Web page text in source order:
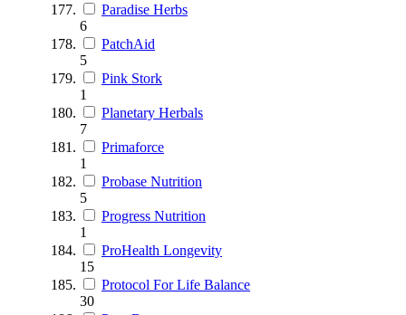
Paradise Herbs
6
PatchAid
5
Pink Stork
1
Planetary Herbals
7
Primaforce
1
Probase Nutrition
5
Progress Nutrition
1
ProHealth Longevity
15
Protocol For Life Balance
30